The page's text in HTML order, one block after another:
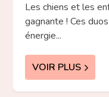
Les chiens et les
gagnante ! Ces
énergie...
VOIR PLUS